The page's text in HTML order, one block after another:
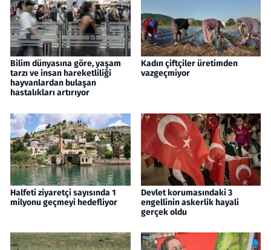
Bilim dünyasına göre, yaşam
tarzı ve insan hareketliliği
hayvanlardan bulaşan
hastalıkları artırıyor
Kadın çiftçiler üretimden
vazgeçmiyor
Halfeti ziyaretçi sayısında 1
milyonu geçmeyi hedefliyor
Devlet korumasındaki 3
engellinin askerlik hayali
gerçek oldu